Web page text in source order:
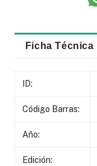
Ficha Técnica
ID:
Código Barras:
Año:
Edición: